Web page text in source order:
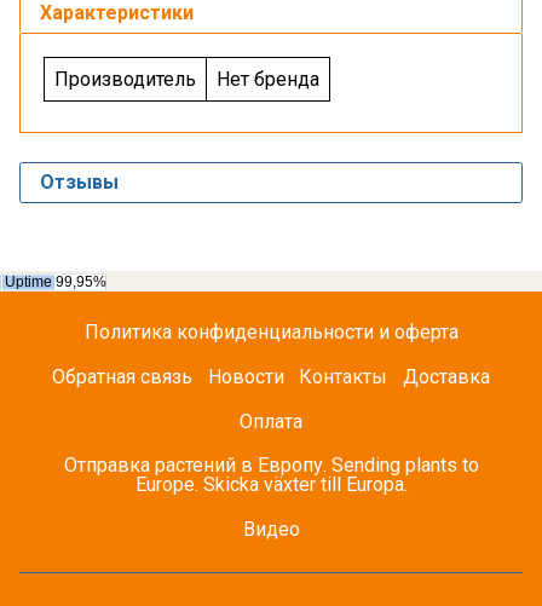
Характеристики
Производитель Нет бренда
Отзывы
Политика конфиденциальности и оферта
Обратная связь
Новости Контакты
Доставка
Оплата
Отправка растений в Европу. Sending plants to
Europe. Skicka växter till Europa.
Видео